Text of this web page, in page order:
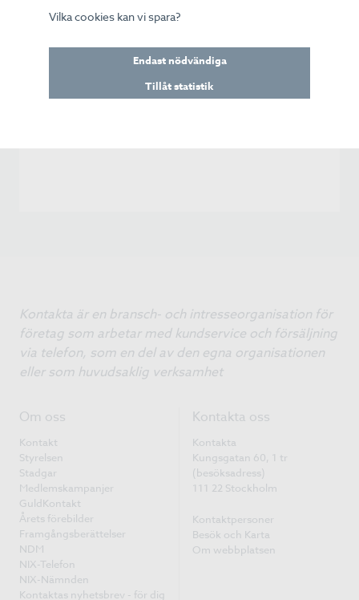
mySafety Försäkringar
Carl Johan Thorsell,
cj.thorsell@mysafety.s
Föreningen Kontakta
Tina Wahlroth, VD
M: +46 735 66 55 22
tina.wahlroth@kontakta.
se
Kontakta är en bransch- och intresseorganisation för
företag som arbetar med kundservice och försäljning
via telefon, som en del av den egna organisationen
eller som huvudsaklig verksamhet
Om oss
Kontakt
Styrelsen
Stadgar
Medlemskampanjer
GuldKontakt
Årets förebilder
Framgångsberättelser
NDM
NIX-Telefon
NIX-Nämnden
Kontaktas nyhetsbrev - för dig
Kontakta oss
Kontakta
Kungsgatan 60, 1 tr
(besöksadress)
111 22 Stockholm
Kontaktpersoner
Besök och Karta
Om webbplatsen
Vilka cookies kan vi spara?
Endast nödvändiga
Tillåt statistik